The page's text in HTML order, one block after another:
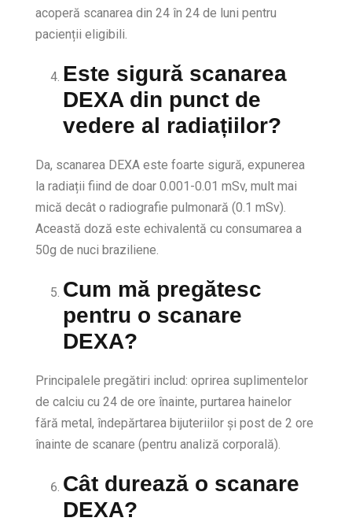
acoperă scanarea din 24 în 24 de luni pentru
pacienții eligibili.
Este sigură scanarea
DEXA din punct de
vedere al radiațiilor?
Da, scanarea DEXA este foarte sigură, expunerea
la radiații fiind de doar 0.001-0.01 mSv, mult mai
mică decât o radiografie pulmonară (0.1 mSv).
Această doză este echivalentă cu consumarea a
50g de nuci braziliene.
Cum mă pregătesc
pentru o scanare
DEXA?
Principalele pregătiri includ: oprirea suplimentelor
de calciu cu 24 de ore înainte, purtarea hainelor
fără metal, îndepărtarea bijuteriilor și post de 2 ore
înainte de scanare (pentru analiză corporală).
Cât durează o scanare
DEXA?